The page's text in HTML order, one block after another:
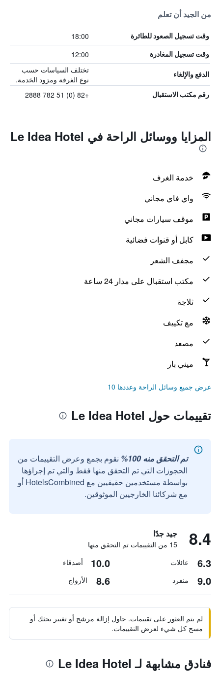
من الجيد أن تعلم
وقت تسجيل الصعود للطائرة 18:00
وقت تسجيل المغادرة 12:00
الدفع والإلغاء
تختلف السياسات حسب
نوع الغرفة ومزود الخدمة.
رقم مكتب الاستقبال +82 (0) 51 782 2888
المزايا ووسائل الراحة في Le Idea Hotel
خدمة الغرف
واي فاي مجاني
موقف سيارات مجاني
كابل أو قنوات فضائية
مجفف الشعر
مكتب استقبال على مدار 24 ساعة
ثلاجة
مع تكييف
مصعد
ميني بار
عرض جميع وسائل الراحة وعددها 10
تقييمات حول Le Idea Hotel
تم التحقق منه 100%
نقوم بجمع وعرض التقييمات من
الحجوزات التي تم التحقق منها فقط والتي تم إجراؤها
بواسطة مستخدمين حقيقيين مع HotelsCombined أو
مع شركائنا الخارجيين الموثوقين.
8.4 جيد جدًا
15 من التقييمات تم التحقق منها
6.3 عائلات 10.0 أصدقاء
9.0 منفرد 8.6 الأزواج
لم يتم العثور على تقييمات. حاول إزالة مرشح أو تغيير بحثك أو
مسح كل شيء لعرض التقييمات.
فنادق مشابهة لـ Le Idea Hotel